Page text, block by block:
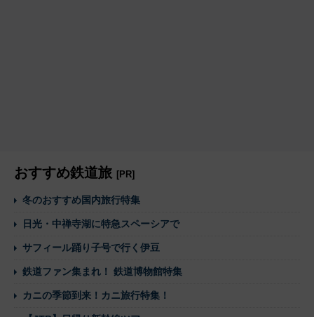
おすすめ鉄道旅 [PR]
冬のおすすめ国内旅行特集
日光・中禅寺湖に特急スペーシアで
サフィール踊り子号で行く伊豆
鉄道ファン集まれ！ 鉄道博物館特集
カニの季節到来！カニ旅行特集！